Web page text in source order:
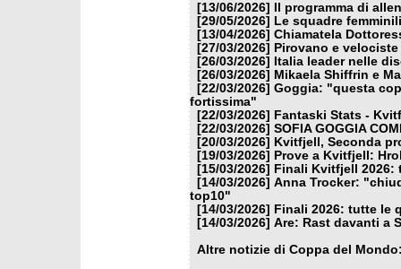
[13/06/2026]
Il programma di
[29/05/2026]
Le squadre
[13/04/2026] Chiamatela
[27/03/2026]
Pirovano e
[26/03/2026]
Italia leader nelle
[26/03/2026] Mikaela Shiffrin e
[22/03/2026] Goggia: "questa
fortissima"
[22/03/2026]
Fantaski Stats -
[22/03/2026] SOFIA GOGGIA
[20/03/2026]
Kvitfjell, Seconda
[19/03/2026]
Prove a Kvitfjell:
[15/03/2026]
Finali Kvitfjell 2026:
[14/03/2026] Anna Trocker:
top10"
[14/03/2026]
Finali 2026: tutte le
[14/03/2026] Are: Rast davanti a
Altre notizie di Coppa del